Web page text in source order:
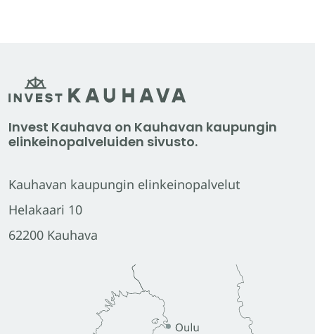
Invest Kauhava on Kauhavan kaupungin
elinkeinopalveluiden sivusto.
Kauhavan kaupungin elinkeinopalvelut
Helakaari 10
62200 Kauhava